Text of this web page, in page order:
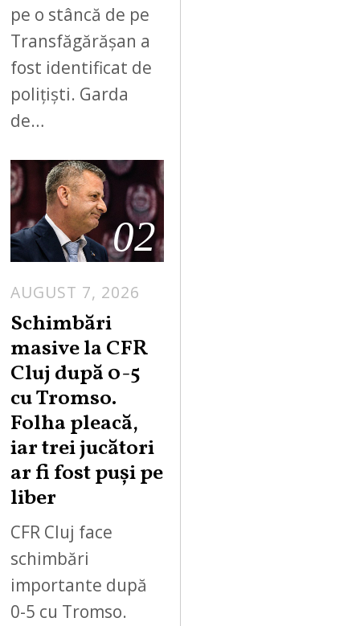
pe o stâncă de pe
Transfăgărășan a
fost identificat de
polițiști. Garda
de…
02
AUGUST 7, 2026
Schimbări
masive la CFR
Cluj după 0-5
cu Tromso.
Folha pleacă,
iar trei jucători
ar fi fost puși pe
liber
CFR Cluj face
schimbări
importante după
0-5 cu Tromso.